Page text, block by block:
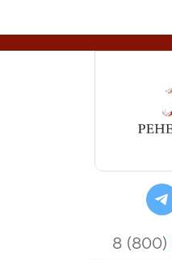
8 (800)